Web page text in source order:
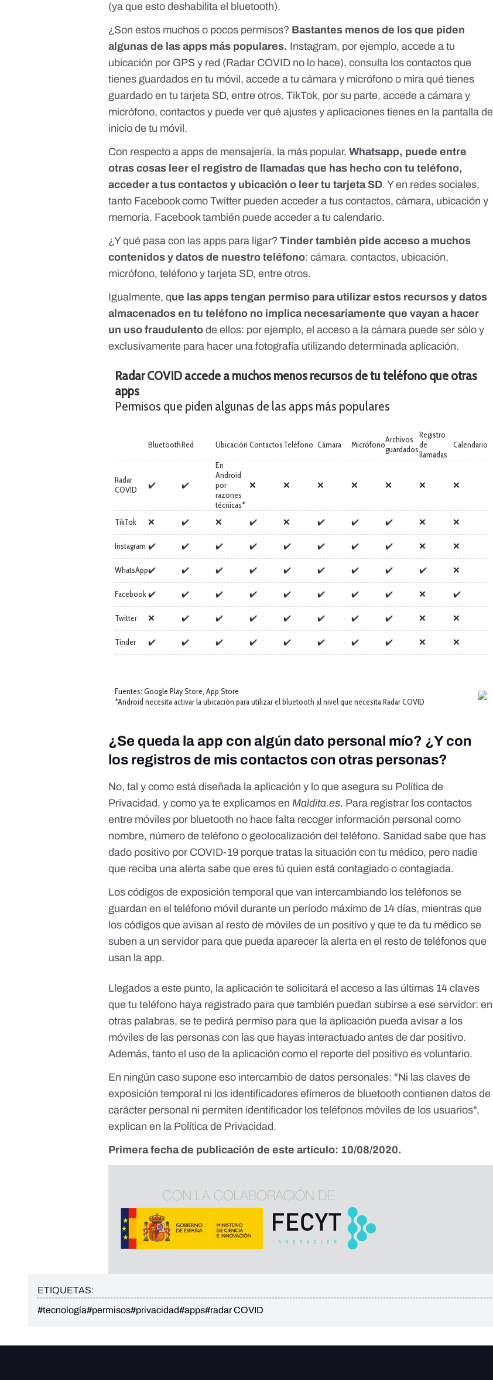
(ya que esto deshabilita el bluetooth).
¿Son estos muchos o pocos permisos? Bastantes menos de los que piden
algunas de las apps más populares. Instagram, por ejemplo, accede a tu
ubicación por GPS y red (Radar COVID no lo hace), consulta los contactos que
tienes guardados en tu móvil, accede a tu cámara y micrófono o mira qué tienes
guardado en tu tarjeta SD, entre otros. TikTok, por su parte, accede a cámara y
micrófono, contactos y puede ver qué ajustes y aplicaciones tienes en la pantalla de
inicio de tu móvil.
Con respecto a apps de mensajería, la más popular,Whatsapp, puede entre
otras cosas leer el registro de llamadas que has hecho con tu teléfono,
acceder a tus contactos y ubicación o leer tu tarjeta SD. Y en redes sociales,
tanto Facebook como Twitter pueden acceder a tus contactos, cámara, ubicación y
memoria. Facebook también puede acceder a tu calendario.
¿Y qué pasa con las apps para ligar?Tinder también pide acceso a muchos
contenidos y datos de nuestro teléfono: cámara. contactos, ubicación,
micrófono, teléfono y tarjeta SD, entre otros.
Igualmente, que las apps tengan permiso para utilizar estos recursos y datos
almacenados en tu teléfono no implica necesariamente que vayan a hacer
un uso fraudulento de ellos: por ejemplo, el acceso a la cámara puede ser sólo y
exclusivamente para hacer una fotografía utilizando determinada aplicación.
¿Se queda la app con algún dato personal mío? ¿Y con
los registros de mis contactos con otras personas?
No, tal y como está diseñada la aplicación y lo que asegura su Política de
Privacidad,y como ya te explicamos enMaldita.es. Para registrar los contactos
entre móviles por bluetooth no hace falta recoger información personal como
nombre, número de teléfono o geolocalización del teléfono. Sanidad sabe que has
dado positivo por COVID-19 porque tratas la situación con tu médico, pero nadie
que reciba una alerta sabe que eres tú quien está contagiado o contagiada.
Los códigos de exposición temporal que van intercambiando los teléfonos se
guardan en el teléfono móvil durante un período máximo de 14 días, mientras que
los códigos que avisan al resto de móviles de un positivo y que te da tu médico se
suben a un servidor para que pueda aparecer la alerta en el resto de teléfonos que
usan la app.
Llegados a este punto, la aplicación te solicitará el acceso a las últimas 14 claves
que tu teléfono haya registrado para que también puedan subirse a ese servidor: en
otras palabras, se te pedirá permiso para que la aplicación pueda avisar a los
móviles de las personas con las que hayas interactuado antes de dar positivo.
Además, tanto el uso de la aplicación como el reporte del positivo es voluntario.
En ningún caso supone eso intercambio de datos personales: "Ni las claves de
exposición temporal ni los identificadores efímeros de bluetooth contienen datos de
carácter personal ni permiten identificador los teléfonos móviles de los usuarios",
explican en la Política de Privacidad.
Primera fecha de publicación de este artículo: 10/08/2020.
ETIQUETAS:
#tecnología#permisos#privacidad#apps#radar COVID